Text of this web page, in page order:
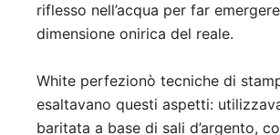
riflesso nell’acqua per far
dimensione onirica del reale.
White perfezionò tecniche di
esaltavano questi aspetti:
baritata a base di sali d’argento,